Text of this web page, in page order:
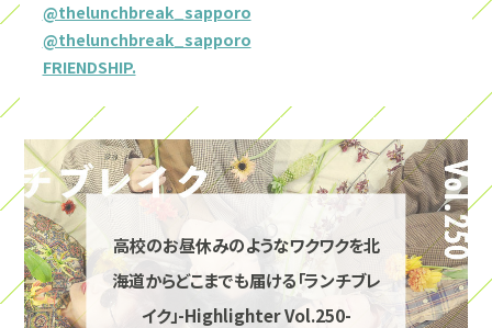
@thelunchbreak_sapporo
@thelunchbreak_sapporo
FRIENDSHIP.
高校のお昼休みのようなワクワクを北
海道からどこまでも届ける「ランチブレ
イク」-Highlighter Vol.250-